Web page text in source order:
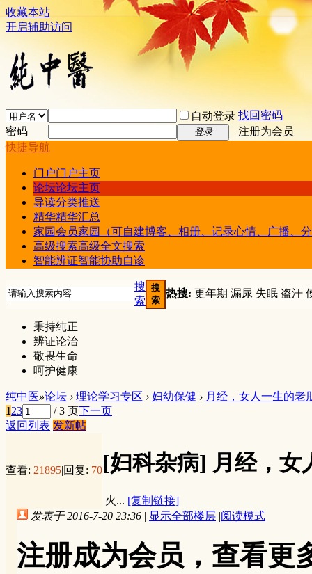
收藏本站
开启辅助访问
自动登录 找回密码
密码
登录
注册为会员
快捷导航
门户门户主页
论坛论坛主页
导读分类推送
精华精华汇总
家园会员家园（可自建博客、相册、记录心情、广播、
高级搜索高级全文搜索
智能辨证智能协助自诊
搜
索
搜
索
热搜: 更年期 漏尿 失眠 盗汗
秉持纯正
辨证论治
敬畏生命
呵护健康
纯中医»论坛 › 理论学习专区 › 妇幼保健 › 月经，女人一生的老
123 / 3 页下一页
返回列表 发新帖
查看: 21895|回复: 70[妇科杂病] 月经，女
火... [复制链接]
发表于 2016-7-20 23:36 | 显示全部楼层 |阅读模式
注册成为会员，查看更